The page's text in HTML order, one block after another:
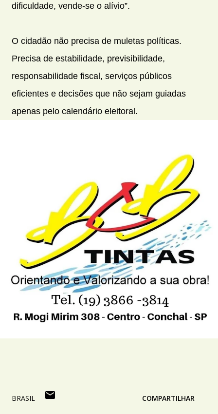
dificuldade, vende-se o alívio”.
O cidadão não precisa de muletas políticas.
Precisa de estabilidade, previsibilidade,
responsabilidade fiscal, serviços públicos
eficientes e decisões que não sejam guiadas
apenas pelo calendário eleitoral.
BRASIL COMPARTILHAR